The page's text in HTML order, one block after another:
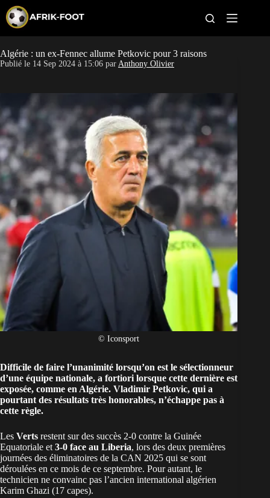
p
o
c
e
n
t
CAN féminine
Pays
Clubs
Classement
Paris sportifs
Algérie : un ex-Fennec allume Petkovic pour 3 raisons
Publié le 14 Sep 2024 à 15:06 par Anthony Olivier
© Iconsport
Difficile de faire l’unanimité lorsqu’on est le sélectionneur
d’une équipe nationale, a fortiori lorsque cette dernière est
exposée, comme en Algérie. Vladimir Petkovic, qui a
pourtant des résultats très honorables, n’échappe pas à
cette règle.
Les Verts restent sur des succès 2-0 contre la Guinée
Equatoriale et 3-0 face au Liberia, lors des deux premières
journées des éliminatoires de la CAN 2025 qui se sont
déroulées en ce mois de ce septembre. Pour autant, le
technicien ne convainc pas l’ancien international algérien
Karim Ghazi (17 capes).